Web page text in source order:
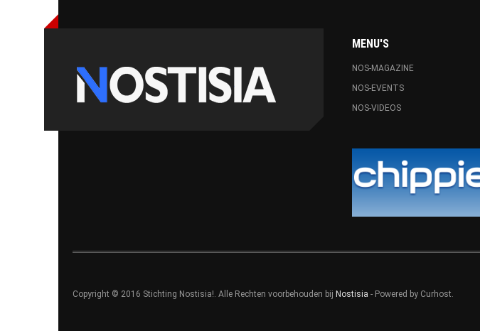
MENU'S
NOS-MAGAZINE
NOS-EVENTS
NOS-VIDEOS
Copyright © 2016 Stichting Nostisia!. Alle Rechten voorbehouden bij Nostisia - Powered by Curhost.